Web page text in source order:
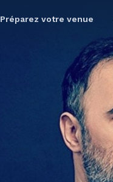
Préparez votre venue